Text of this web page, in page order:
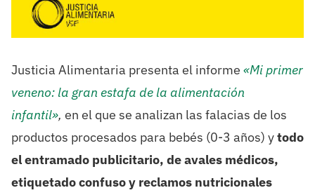
Justicia Alimentaria presenta el informe «Mi primer
veneno: la gran estafa de la alimentación
infantil», en el que se analizan las falacias de los
productos procesados para bebés (0-3 años) ytodo
el entramado publicitario, de avales médicos,
etiquetado confuso y reclamos nutricionales